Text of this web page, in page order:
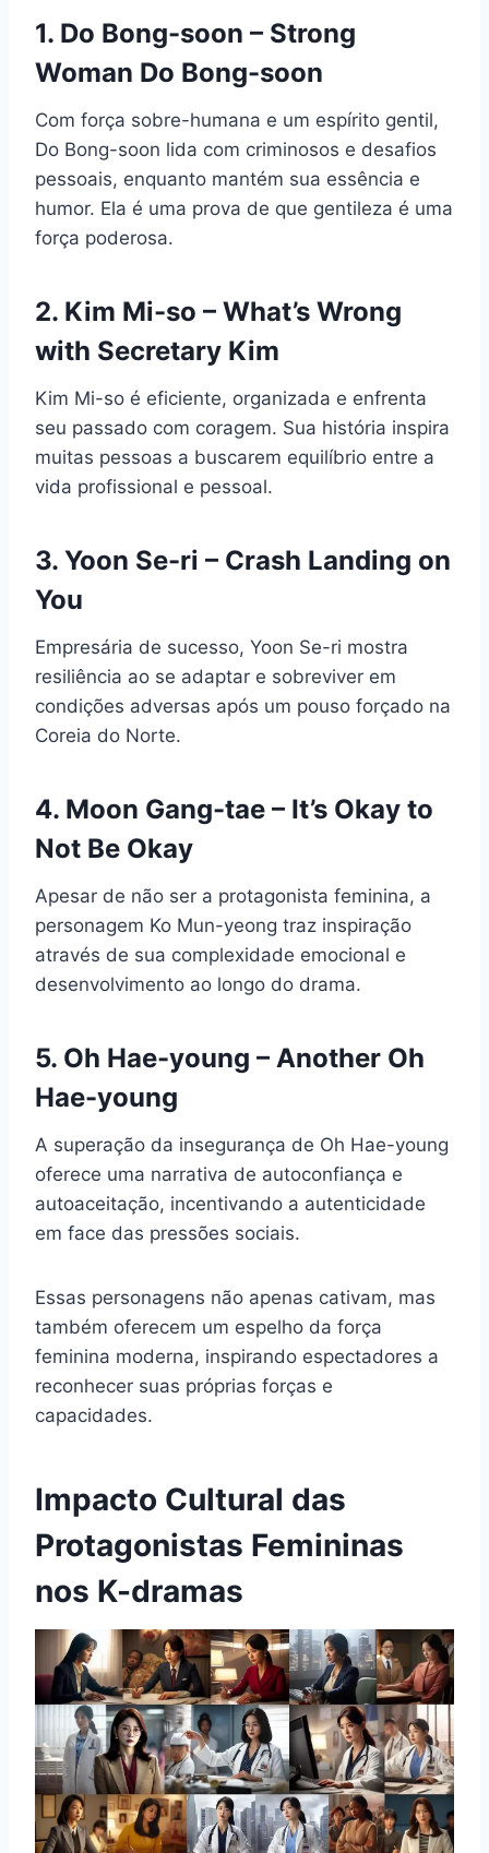
1. Do Bong-soon – Strong
Woman Do Bong-soon
Com força sobre-humana e um espírito gentil,
Do Bong-soon lida com criminosos e desafios
pessoais, enquanto mantém sua essência e
humor. Ela é uma prova de que gentileza é uma
força poderosa.
2. Kim Mi-so – What’s Wrong
with Secretary Kim
Kim Mi-so é eficiente, organizada e enfrenta
seu passado com coragem. Sua história inspira
muitas pessoas a buscarem equilíbrio entre a
vida profissional e pessoal.
3. Yoon Se-ri – Crash Landing on
You
Empresária de sucesso, Yoon Se-ri mostra
resiliência ao se adaptar e sobreviver em
condições adversas após um pouso forçado na
Coreia do Norte.
4. Moon Gang-tae – It’s Okay to
Not Be Okay
Apesar de não ser a protagonista feminina, a
personagem Ko Mun-yeong traz inspiração
através de sua complexidade emocional e
desenvolvimento ao longo do drama.
5. Oh Hae-young – Another Oh
Hae-young
A superação da insegurança de Oh Hae-young
oferece uma narrativa de autoconfiança e
autoaceitação, incentivando a autenticidade
em face das pressões sociais.
Essas personagens não apenas cativam, mas
também oferecem um espelho da força
feminina moderna, inspirando espectadores a
reconhecer suas próprias forças e
capacidades.
Impacto Cultural das
Protagonistas Femininas
nos K-dramas